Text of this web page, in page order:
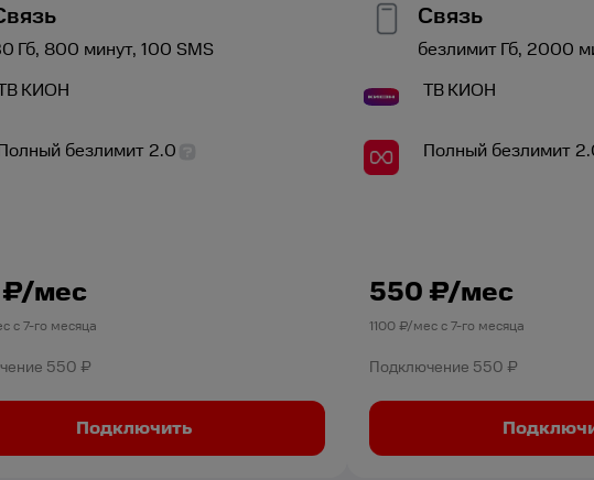
Гб, 800 минут, 100 SMS
КИОН
безлимит 2.0
₽/мес
с7-го месяца
550 ₽
Подключить
Связь
безлимитГб, 2000
ТВКИОН
Полный безлимит
550 ₽/мес
1100₽/мес с7-го месяца
Подключение 550 ₽